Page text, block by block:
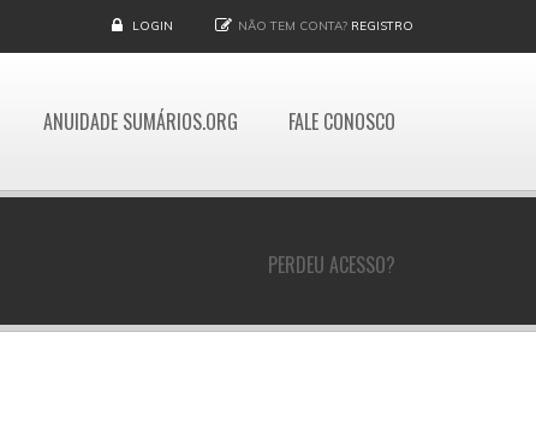
LOGIN NÃO TEM CONTA? REGISTRO
ANUIDADE SUMÁRIOS.ORG FALE CONOSCO
PERDEU ACESSO?